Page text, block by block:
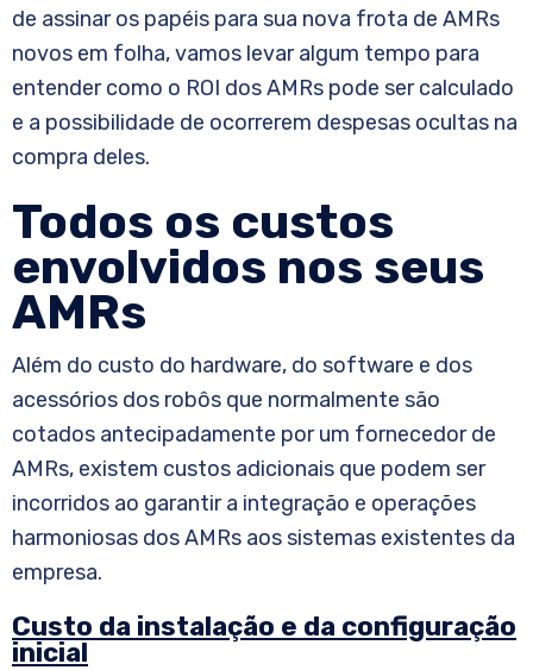
de assinar os papéis para sua nova frota de AMRs
novos em folha, vamos levar algum tempo para
entender como o ROI dos AMRs pode ser calculado
e a possibilidade de ocorrerem despesas ocultas na
compra deles.
Todos os custos
envolvidos nos seus
AMRs
Além do custo do hardware, do software e dos
acessórios dos robôs que normalmente são
cotados antecipadamente por um fornecedor de
AMRs, existem custos adicionais que podem ser
incorridos ao garantir a integração e operações
harmoniosas dos AMRs aos sistemas existentes da
empresa.
Custo da instalação e da configuração
inicial